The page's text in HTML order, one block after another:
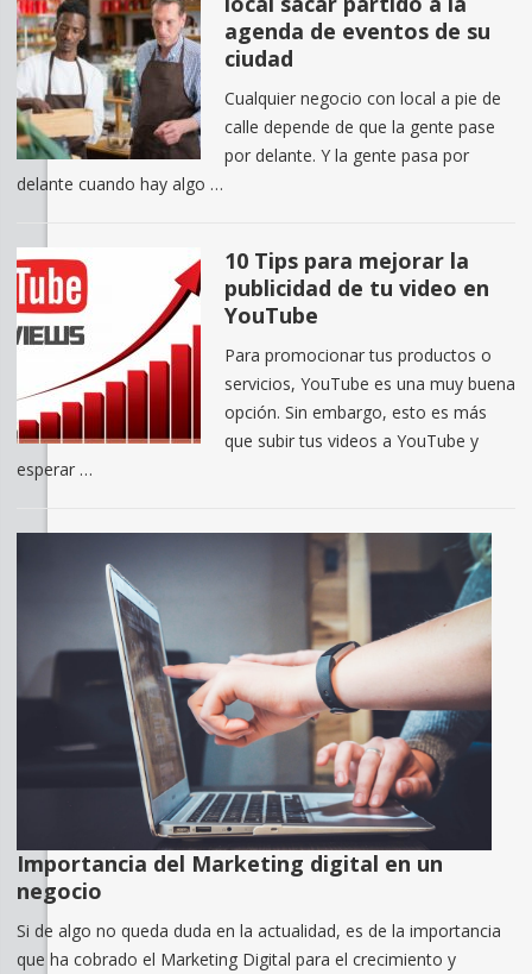
agenda de eventos de su
ciudad
Cualquier negocio con local a pie de
calle depende de que la gente pase
por delante. Y la gente pasa por
delante cuando hay algo …
10 Tips para mejorar la
publicidad de tu video en
YouTube
Para promocionar tus productos o
servicios, YouTube es una muy buena
opción. Sin embargo, esto es más
que subir tus videos a YouTube y
esperar …
Importancia del Marketing digital en un
negocio
Si de algo no queda duda en la actualidad, es de la importancia
que ha cobrado el Marketing Digital para el crecimiento y